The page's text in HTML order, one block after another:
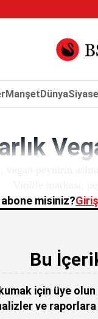
ManşetDünya
misiniz?
Bu
için üye
ve